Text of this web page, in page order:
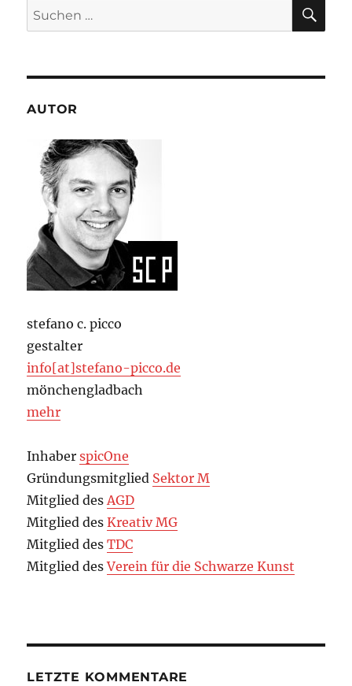
Suchen
nach:
AUTOR
stefano c. picco
gestalter
info[at]stefano-picco.de
mönchengladbach
mehr
InhaberspicOne
Gründungsmitglied Sektor M
Mitglied desAGD
Mitglied desKreativ MG
Mitglied desTDC
Mitglied desVerein für die Schwarze Kunst
LETZTE KOMMENTARE